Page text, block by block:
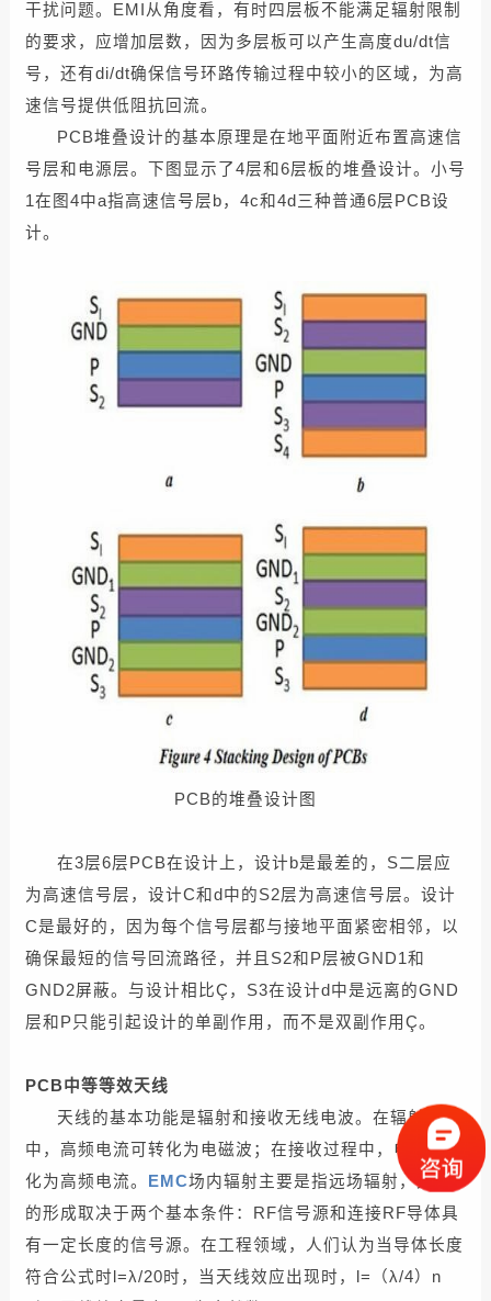
干扰问题。EMI从角度看，有时四层板不能满足辐射限制
的要求，应增加层数，因为多层板可以产生高度du/dt信
号，还有di/dt确保信号环路传输过程中较小的区域，为高
速信号提供低阻抗回流。
PCB堆叠设计的基本原理是在地平面附近布置高速信
号层和电源层。下图显示了4层和6层板的堆叠设计。小号
1在图4中a指高速信号层b，4c和4d三种普通6层PCB设
计。
PCB的堆叠设计图
在3层6层PCB在设计上，设计b是最差的，S二层应
为高速信号层，设计C和d中的S2层为高速信号层。设计
C是最好的，因为每个信号层都与接地平面紧密相邻，以
确保最短的信号回流路径，并且S2和P层被GND1和
GND2屏蔽。与设计相比Ç，S3在设计d中是远离的GND
层和P只能引起设计的单副作用，而不是双副作用Ç。
PCB中等等效天线
天线的基本功能是辐射和接收无线电波。在辐射过程
中，高频电流可转化为电磁波；在接收过程中，电磁波转
化为高频电流。
EMC场内辐射主要是指远场辐射，天线
的形成取决于两个基本条件：RF信号源和连接RF导体具
有一定长度的信号源。在工程领域，人们认为当导体长度
符合公式时l=λ/20时，当天线效应出现时，l=（λ/4）n